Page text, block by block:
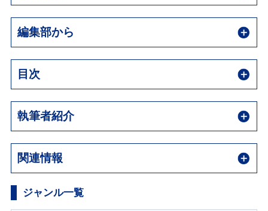
編集部から
目次
執筆者紹介
関連情報
ジャンル一覧